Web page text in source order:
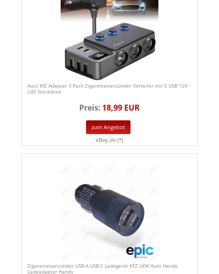
Auto KfZ Adapter 3 Fach Zigarettenanzünder Verteiler mit 5 USB 12V
24V Steckdose
Preis: 18,99 EUR
zum Angebot
eBay.de (*)
Zigarettenanzünder USB A USB C Ladegerät KFZ LKW Auto Handy
Ladeadapter Handy